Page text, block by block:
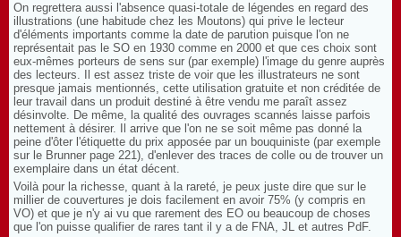
On regrettera aussi l'absence quasi-totale de légendes en regard des
illustrations (une habitude chez les Moutons) qui prive le lecteur
d'éléments importants comme la date de parution puisque l'on ne
représentait pas le SO en 1930 comme en 2000 et que ces choix sont
eux-mêmes porteurs de sens sur (par exemple) l'image du genre auprès
des lecteurs. Il est assez triste de voir que les illustrateurs ne sont
presque jamais mentionnés, cette utilisation gratuite et non créditée de
leur travail dans un produit destiné à être vendu me paraît assez
désinvolte. De même, la qualité des ouvrages scannés laisse parfois
nettement à désirer. Il arrive que l'on ne se soit même pas donné la
peine d'ôter l'étiquette du prix apposée par un bouquiniste (par exemple
sur le Brunner page 221), d'enlever des traces de colle ou de trouver un
exemplaire dans un état décent.
Voilà pour la richesse, quant à la rareté, je peux juste dire que sur le
millier de couvertures je dois facilement en avoir 75% (y compris en
VO) et que je n'y ai vu que rarement des EO ou beaucoup de choses
que l'on puisse qualifier de rares tant il y a de FNA, JL et autres PdF.